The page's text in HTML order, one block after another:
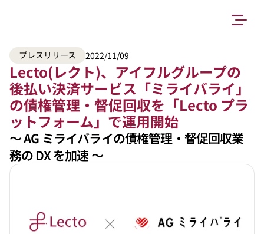
プレスリリース 2022/11/09
Lecto(レクト)、アイフルグループの
後払い決済サービス「ミライバライ」
の債権管理・督促回収を「Lecto プラ
ットフォーム」で運用開始
〜 AG ミライバライの債権管理・督促回収業
務の DX を加速 〜